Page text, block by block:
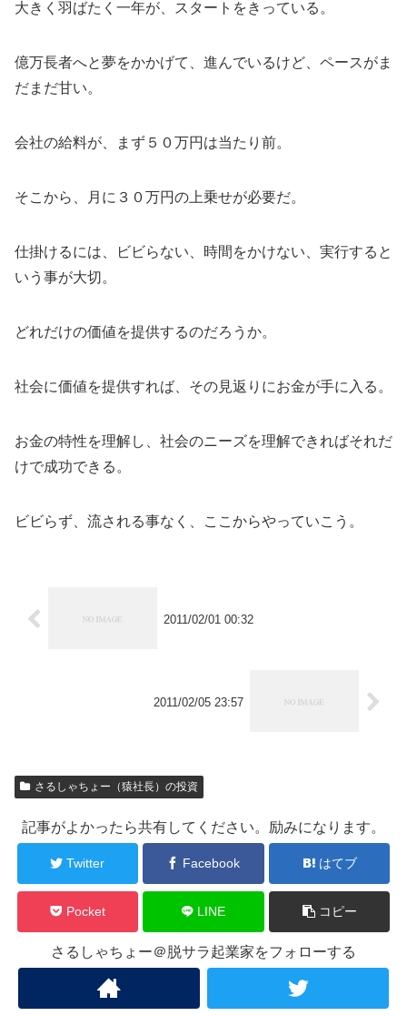
大きく羽ばたく一年が、スタートをきっている。
億万長者へと夢をかかげて、進んでいるけど、ペースがま
だまだ甘い。
会社の給料が、まず５０万円は当たり前。
そこから、月に３０万円の上乗せが必要だ。
仕掛けるには、ビビらない、時間をかけない、実行すると
いう事が大切。
どれだけの価値を提供するのだろうか。
社会に価値を提供すれば、その見返りにお金が手に入る。
お金の特性を理解し、社会のニーズを理解できればそれだ
けで成功できる。
ビビらず、流される事なく、ここからやっていこう。
2011/02/01 00:32
2011/02/05 23:57
さるしゃちょー（猿社長）の投資
記事がよかったら共有してください。励みになります。
Twitter Facebook はてブ
Pocket LINE コピー
さるしゃちょー＠脱サラ起業家をフォローする